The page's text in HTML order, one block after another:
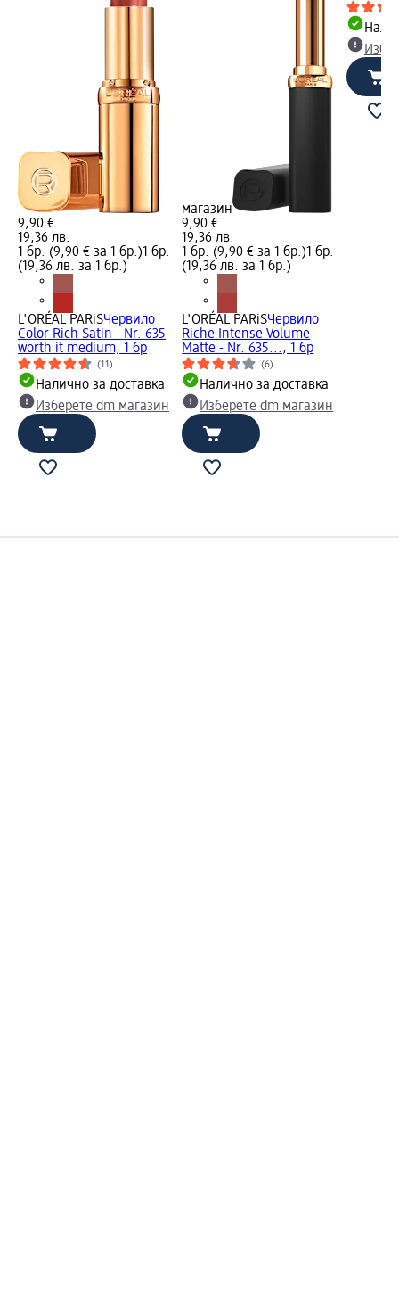
9,90 €
19,36 лв.
1 бр. (9,90 € за 1 бр.)1 бр.
(19,36 лв. за 1 бр.)
L'ORÉAL PARiSЧервило
Color Rich Satin - Nr. 635
worth it medium, 1 бр
(11)
Налично за доставка
Изберете dm магазин
магазин
9,90 €
19,36 лв.
1 бр. (9,90 € за 1 бр.)1 бр.
(19,36 лв. за 1 бр.)
L'ORÉAL PARiSЧервило
Riche Intense Volume
Matte - Nr. 635..., 1 бр
(6)
Налично за доставка
Изберете dm магазин